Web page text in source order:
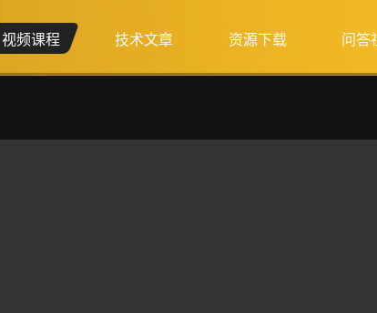
视频课程 技术文章 资源下载 问答